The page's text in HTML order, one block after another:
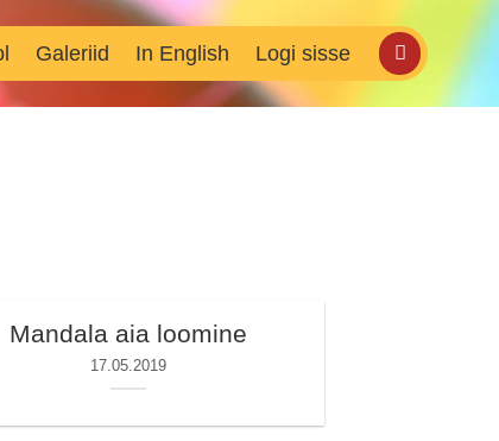
Galeriid In English Logi sisse
Mandala aia loomine
17.05.2019